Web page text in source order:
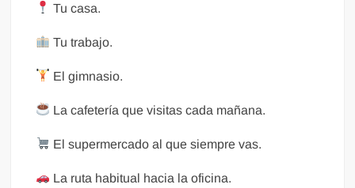
Tu casa.
Tu trabajo.
El gimnasio.
La cafetería que visitas cada mañana.
El supermercado al que siempre vas.
La ruta habitual hacia la oficina.